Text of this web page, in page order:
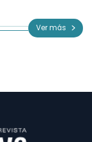
Ver más